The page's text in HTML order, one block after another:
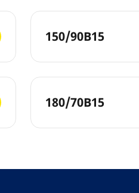
150/90B15
180/70B15